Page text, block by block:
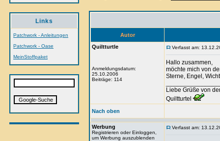
Links
Patchwork - Anleitungen
Patchwork - Oase
MeinStoffpaket
Autor
Quiltturtle
Anmeldungsdatum:
25.10.2006
Beiträge: 114
Verfasst am:
Hallo zusammen,
möchte mich von
Sterne, Engel,
Liebe Grüße von
Quiltturtel
Nach oben
Werbung
Registrieren oder Einloggen,
um Werbung auszublenden
Verfasst am: